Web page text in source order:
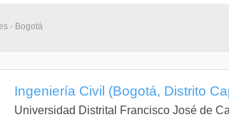
- Bogotá
Ingeniería Civil (Bogotá, Distrito
Universidad Distrital Francisco José de